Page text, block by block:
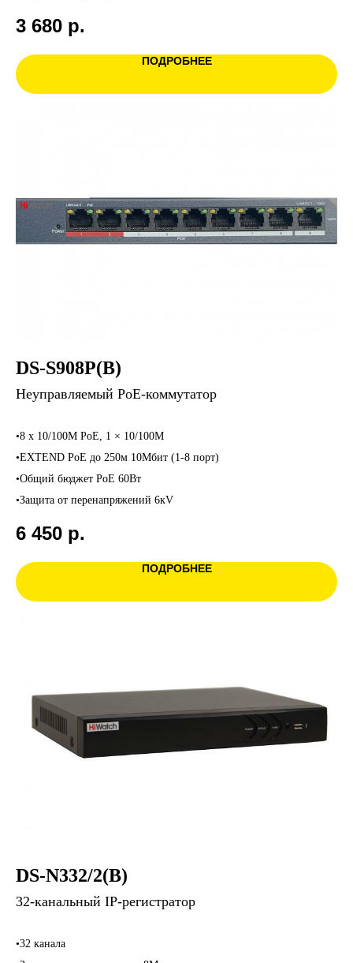
3 680 р.
ПОДРОБНЕЕ
DS-S908P(B)
Неуправляемый PoE-коммутатор
•8 x 10/100M PoE, 1 × 10/100M
•EXTEND PoE до 250м 10Мбит (1-8 порт)
•Общий бюджет PoE 60Вт
•Защита от перенапряжений 6кV
6 450 р.
ПОДРОБНЕЕ
DS-N332/2(B)
32-канальный IP-регистратор
•32 канала